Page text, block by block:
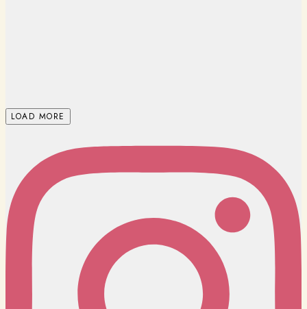
LOAD MORE